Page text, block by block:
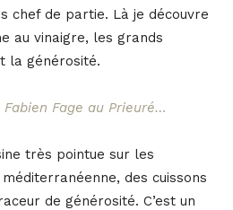
chef de partie. Là je découvre
au vinaigre, les grands
la générosité.
Fage au Prieuré…
très pointue sur les
des cuissons
de générosité. C’est un